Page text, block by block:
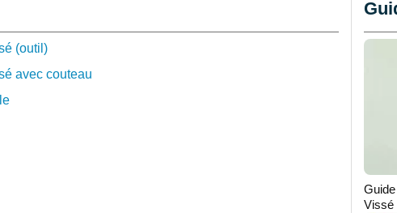
Généralement localisée au milieu du cadran
le jour ou la réserve de marche. Sur les
les aiguilles au niveau de l'axe présent. La
conformément avec l'endroit souhaité. Sur le
(outil)
avec couteau
Vissé